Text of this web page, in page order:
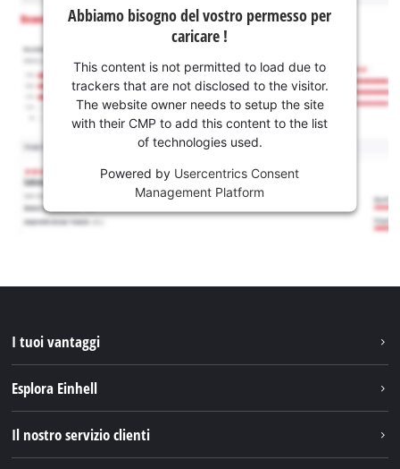
Abbiamo bisogno del vostro permesso per
caricare !
This content is not permitted to load due to
trackers that are not disclosed to the visitor.
The website owner needs to setup the site
with their CMP to add this content to the list
of technologies used.
Powered by Usercentrics Consent
Management Platform
I tuoi vantaggi
Esplora Einhell
Il nostro servizio clienti